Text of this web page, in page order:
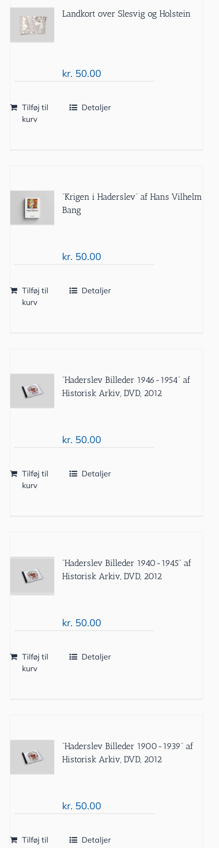
Landkort over Slesvig og Holstein
kr. 50.00
Tilføj til
kurv
Detaljer
“Krigen i Haderslev” af Hans Vilhelm
Bang
kr. 50.00
Tilføj til
kurv
Detaljer
”Haderslev Billeder 1946-1954” af
Historisk Arkiv, DVD, 2012
kr. 50.00
Tilføj til
kurv
Detaljer
”Haderslev Billeder 1940-1945” af
Historisk Arkiv, DVD, 2012
kr. 50.00
Tilføj til
kurv
Detaljer
”Haderslev Billeder 1900-1939” af
Historisk Arkiv, DVD, 2012
kr. 50.00
Tilføj til
Detaljer